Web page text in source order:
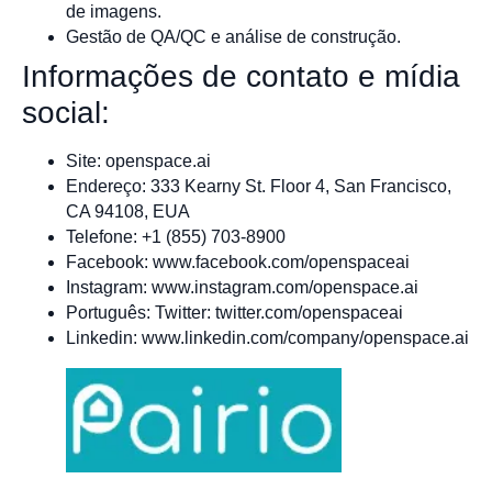
de imagens.
Gestão de QA/QC e análise de construção.
Informações de contato e mídia
social:
Site: openspace.ai
Endereço: 333 Kearny St. Floor 4, San Francisco,
CA 94108, EUA
Telefone: +1 (855) 703-8900
Facebook: www.facebook.com/openspaceai
Instagram: www.instagram.com/openspace.ai
Português: Twitter: twitter.com/openspaceai
Linkedin: www.linkedin.com/company/openspace.ai